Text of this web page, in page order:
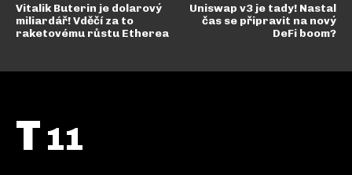
Vitalik Buterin je dolarový
miliardář! Vděčí za to
raketovému růstu Etherea
Uniswap v3 je tady! Nastal
čas se připravit na nový
DeFi boom?
T 11